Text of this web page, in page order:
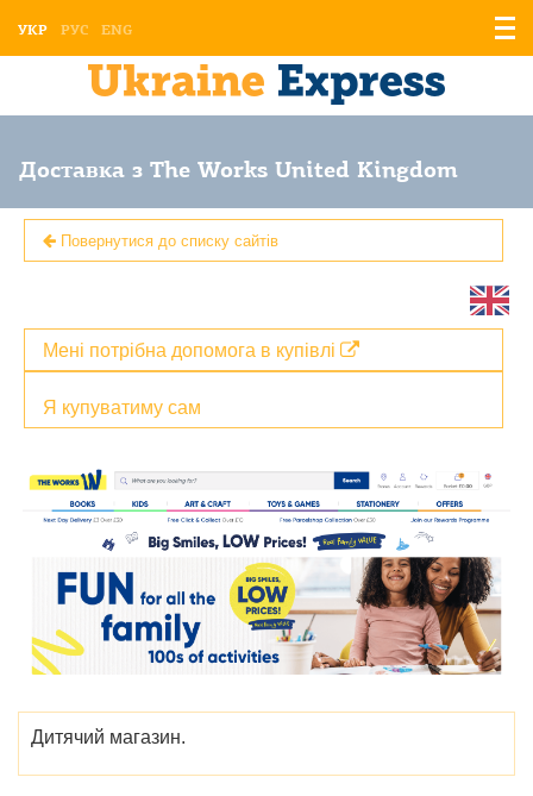
УКР РУС ENG
Доставка з The Works United Kingdom
Повернутися до списку сайтів
Я купуватиму сам
Мені потрібна допомога в купівлі
Дитячий магазин.